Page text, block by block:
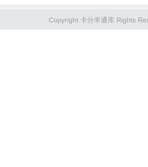
Copyright 卡分羊通库 Rights